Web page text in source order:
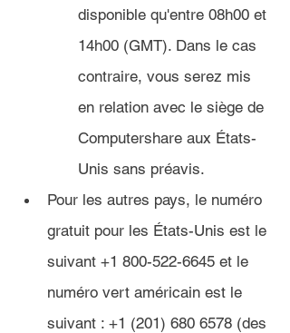
disponible qu'entre 08h00 et
14h00 (GMT). Dans le cas
contraire, vous serez mis
en relation avec le siège de
Computershare aux États-
Unis sans préavis.
Pour les autres pays, le numéro
gratuit pour les États-Unis est le
suivant +1 800-522-6645 et le
numéro vert américain est le
suivant : +1 (201) 680 6578 (des